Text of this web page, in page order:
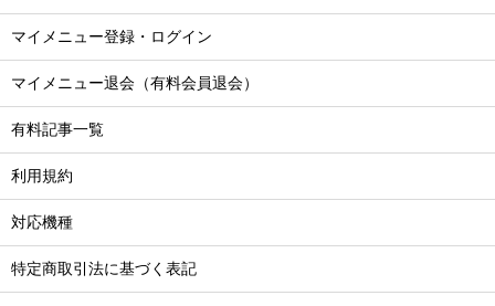
マイメニュー登録・ログイン
マイメニュー退会（有料会員退会）
有料記事一覧
利用規約
対応機種
特定商取引法に基づく表記